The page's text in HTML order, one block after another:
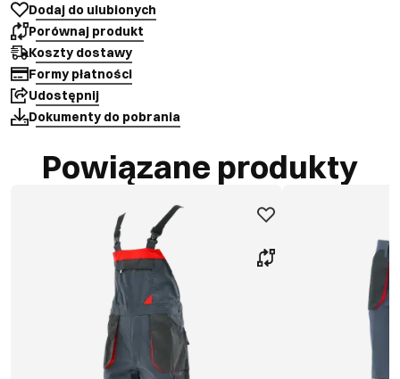
Dodaj do ulubionych
Porównaj produkt
Koszty dostawy
Formy płatności
Udostępnij
Dokumenty do pobrania
Powiązane produkty